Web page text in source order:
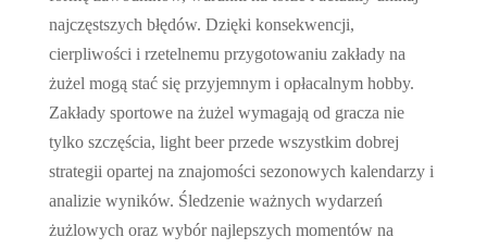
najczęstszych błędów. Dzięki konsekwencji,
cierpliwości i rzetelnemu przygotowaniu zakłady na
żużel mogą stać się przyjemnym i opłacalnym hobby.
Zakłady sportowe na żużel wymagają od gracza nie
tylko szczęścia, light beer przede wszystkim dobrej
strategii opartej na znajomości sezonowych kalendarzy i
analizie wyników. Śledzenie ważnych wydarzeń
żużlowych oraz wybór najlepszych momentów na